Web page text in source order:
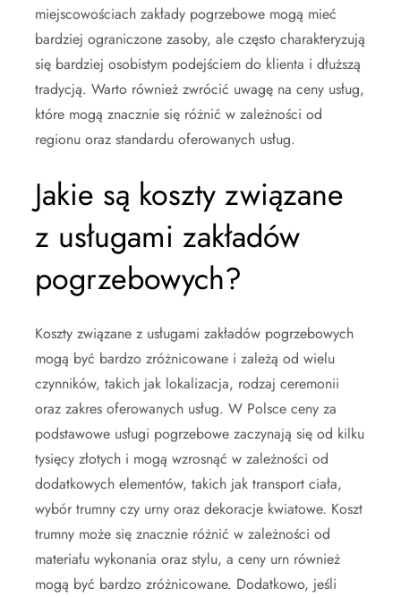
miejscowościach zakłady pogrzebowe mogą mieć
bardziej ograniczone zasoby, ale często charakteryzują
się bardziej osobistym podejściem do klienta i dłuższą
tradycją. Warto również zwrócić uwagę na ceny usług,
które mogą znacznie się różnić w zależności od
regionu oraz standardu oferowanych usług.
Jakie są koszty związane
z usługami zakładów
pogrzebowych?
Koszty związane z usługami zakładów pogrzebowych
mogą być bardzo zróżnicowane i zależą od wielu
czynników, takich jak lokalizacja, rodzaj ceremonii
oraz zakres oferowanych usług. W Polsce ceny za
podstawowe usługi pogrzebowe zaczynają się od kilku
tysięcy złotych i mogą wzrosnąć w zależności od
dodatkowych elementów, takich jak transport ciała,
wybór trumny czy urny oraz dekoracje kwiatowe. Koszt
trumny może się znacznie różnić w zależności od
materiału wykonania oraz stylu, a ceny urn również
mogą być bardzo zróżnicowane. Dodatkowo, jeśli